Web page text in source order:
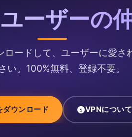
ーザーの
ードして、ユーザーに愛さ
い。100%無料、登録不要。
ダウンロード VPNについ